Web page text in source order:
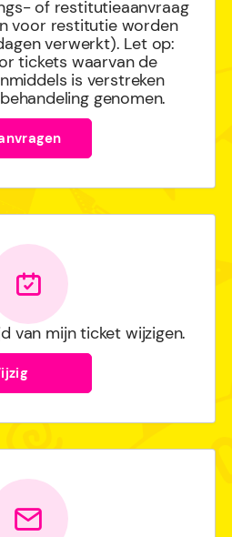
of restitutieaanvraag
voor restitutie worden
verwerkt). Let op:
tickets waarvan de
is verstreken
genomen.
van mijn ticket wijzigen.